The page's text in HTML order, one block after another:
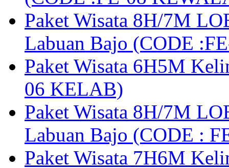
Paket Wisata 8H/7M
Labuan Bajo (CODE
Paket Wisata 6H5M
06 KELAB)
Paket Wisata 8H/7M
Labuan Bajo (CODE :
Paket Wisata 7H6M